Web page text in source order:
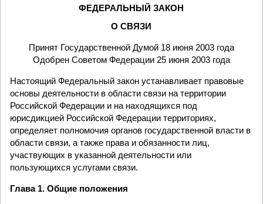
ФЕДЕРАЛЬНЫЙ ЗАКОН
О СВЯЗИ
Принят Государственной Думой 18 июня 2003 года
Одобрен Советом Федерации 25 июня 2003 года
Настоящий Федеральный закон устанавливает правовые
основы деятельности в области связи на территории
Российской Федерации и на находящихся под
юрисдикцией Российской Федерации территориях,
определяет полномочия органов государственной власти в
области связи, а также права и обязанности лиц,
участвующих в указанной деятельности или
пользующихся услугами связи.
Глава 1. Общие положения